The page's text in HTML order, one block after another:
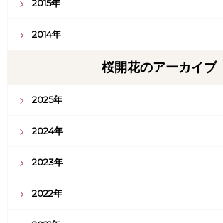
2015年
2014年
桜開花のアーカイブ
2025年
2024年
2023年
2022年